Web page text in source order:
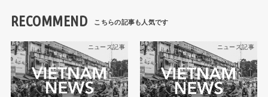
RECOMMEND
ニュース記事 ニュース記事